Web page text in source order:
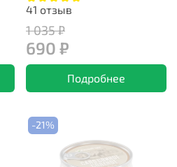
41 отзыв
1 035 ₽
690 ₽
Подробнее
-21%